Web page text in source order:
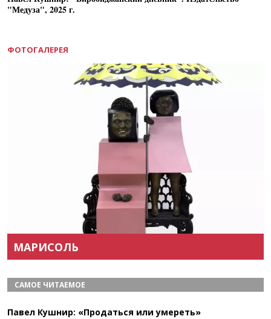
"Медуза", 2025 г.
ФОТОГАЛЕРЕЯ
МАРИСОЛЬ
САМОЕ ЧИТАЕМОЕ
Павел Кушнир: «Продаться или умереть»